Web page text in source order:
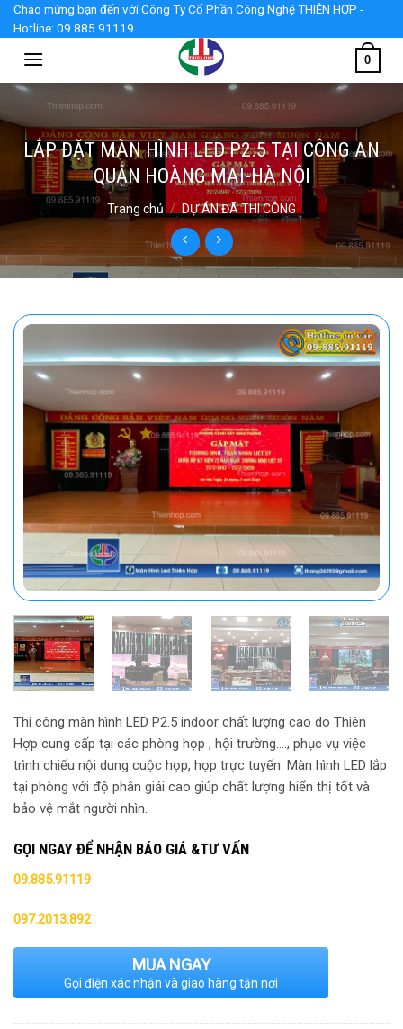
Skip
content
Chào mừng bạn đến với Công Ty Cổ Phần Công Nghệ THIÊN HỢP -
Hotline: 09.885.91119
0
LẮP ĐẶT MÀN HÌNH LED P2.5 TẠI CÔNG AN
QUẬN HOÀNG MAI-HÀ NỘI
Trang chủ / DỰ ÁN ĐÃ THI CÔNG
Thi công màn hình LED P2.5 indoor chất lượng cao do Thiên
Hợp cung cấp tại các phòng họp , hội trường…., phục vụ việc
trình chiếu nội dung cuộc họp, họp trực tuyến. Màn hình LED lắp
tại phòng với độ phân giải cao giúp chất lượng hiển thị tốt và
bảo vệ mắt người nhìn.
GỌI NGAY ĐỂ NHẬN BÁO GIÁ &TƯ VẤN
09.885.91119
097.2013.892
MUA NGAY
Gọi điện xác nhận và giao hàng tận nơi